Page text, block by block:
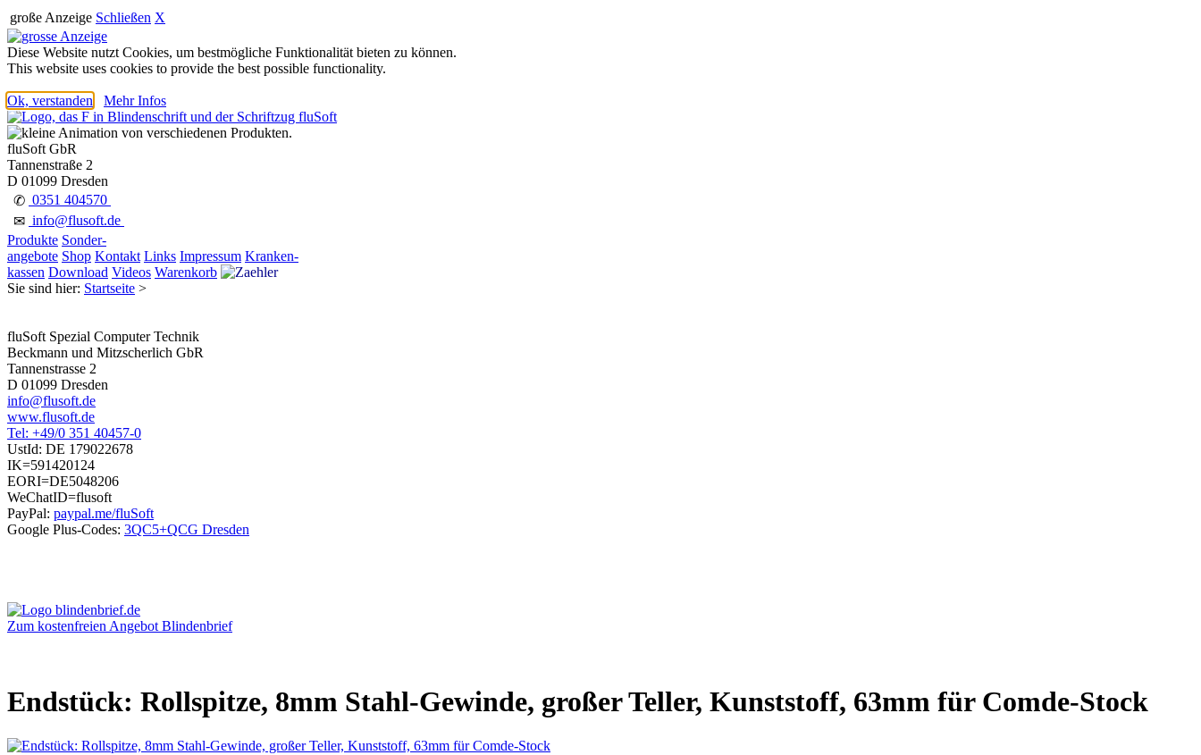
große Anzeige Schließen X
Diese Website nutzt Cookies, um bestmögliche Funktionalität bieten zu können.
This website uses cookies to provide the best possible functionality.
Ok, verstanden Mehr Infos
fluSoft GbR
Tannenstraße 2
D 01099 Dresden
✆ 0351 404570
✉ info@flusoft.de
Produkte Sonder-
angebote Shop Kontakt Links Impressum Kranken-
kassen Download Videos Warenkorb
Sie sind hier: Startseite >
fluSoft Spezial Computer Technik
Beckmann und Mitzscherlich GbR
Tannenstrasse 2
D 01099 Dresden
info@flusoft.de
www.flusoft.de
Tel: +49/0 351 40457-0
UstId: DE 179022678
IK=591420124
EORI=DE5048206
WeChatID=flusoft
PayPal: paypal.me/fluSoft
Google Plus-Codes: 3QC5+QCG Dresden
Zum kostenfreien Angebot Blindenbrief
Endstück: Rollspitze, 8mm Stahl-Gewinde, großer Teller, Kunststoff, 63mm für Comde-Stock